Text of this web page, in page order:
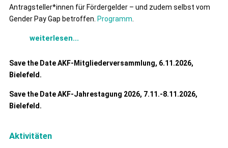
Antragsteller*innen für Fördergelder – und zudem selbst vom
Gender Pay Gap betroffen. Programm
weiterlesen...
Save the Date AKF-Mitgliederversammlung, 6.11.2026,
Bielefeld.
Save the Date AKF-Jahrestagung 2026, 7.­11.-8.11.2026,
Bielefeld.
Aktivitäten